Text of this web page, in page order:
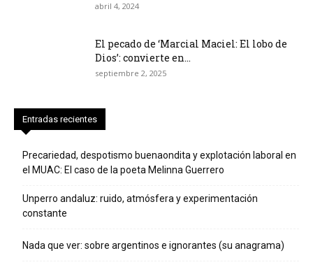
abril 4, 2024
El pecado de ‘Marcial Maciel: El lobo de
Dios’: convierte en...
septiembre 2, 2025
Entradas recientes
Precariedad, despotismo buenaondita y explotación laboral en
el MUAC: El caso de la poeta Melinna Guerrero
Unperro andaluz: ruido, atmósfera y experimentación
constante
Nada que ver: sobre argentinos e ignorantes (su anagrama)